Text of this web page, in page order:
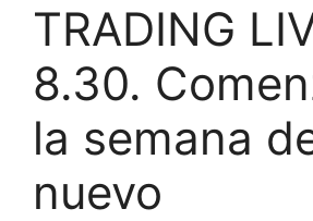
TRADING
8.30.
la semana
nuevo